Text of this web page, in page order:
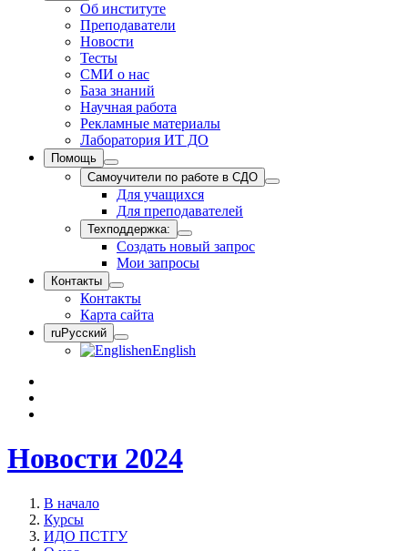
Об институте
Преподаватели
Новости
Тесты
СМИ о нас
База знаний
Научная работа
Рекламные материалы
Лаборатория ИТ ДО
Помощь
Самоучители по работе в СДО
Для учащихся
Для преподавателей
Техподдержка:
Создать новый запрос
Мои запросы
Контакты
Контакты
Карта сайта
ruРусский
enEnglish
Новости 2024
В начало
Курсы
ИДО ПСТГУ